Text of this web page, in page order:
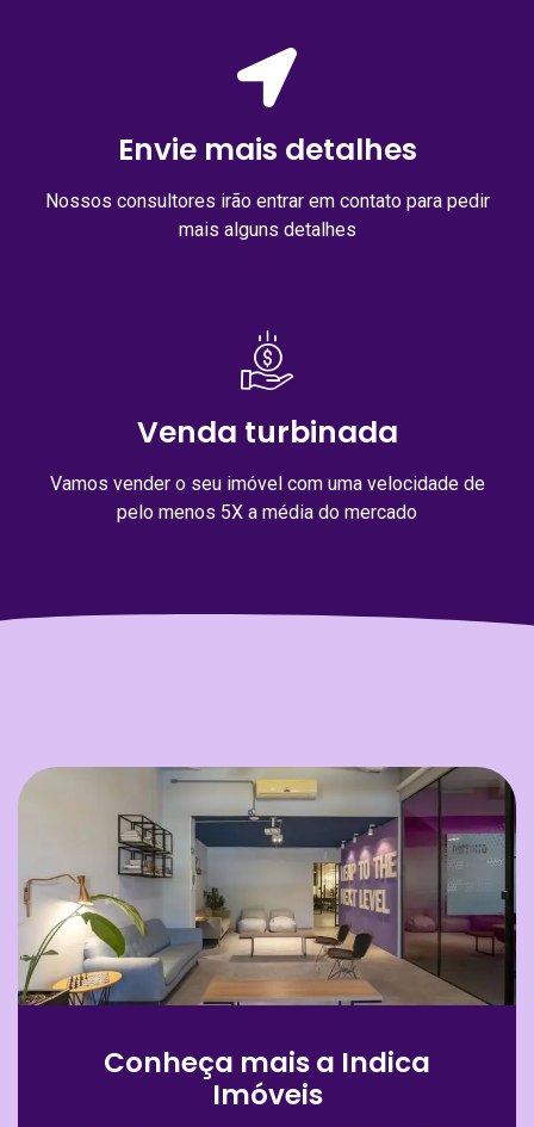
Envie mais detalhes
Nossos consultores irão entrar em contato para pedir
mais alguns detalhes
Venda turbinada
Vamos vender o seu imóvel com uma velocidade de
pelo menos 5X a média do mercado
Conheça mais a Indica
Imóveis